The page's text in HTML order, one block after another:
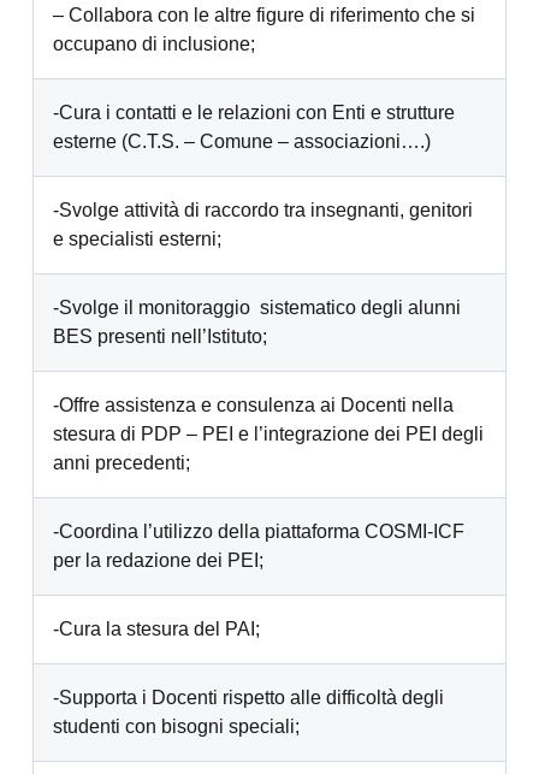
– Collabora con le altre figure di riferimento che si
occupano di inclusione;
-Cura i contatti e le relazioni con Enti e strutture
esterne (C.T.S. – Comune – associazioni….)
-Svolge attività di raccordo tra insegnanti, genitori
e specialisti esterni;
-Svolge il monitoraggio sistematico degli alunni
BES presenti nell’Istituto;
-Offre assistenza e consulenza ai Docenti nella
stesura di PDP – PEI e l’integrazione dei PEI degli
anni precedenti;
-Coordina l’utilizzo della piattaforma COSMI-ICF
per la redazione dei PEI;
-Cura la stesura del PAI;
-Supporta i Docenti rispetto alle difficoltà degli
studenti con bisogni speciali;